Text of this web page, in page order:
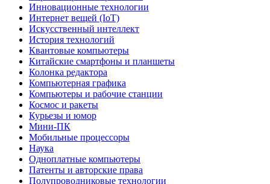
Инновационные технологии
Интернет вещей (IoT)
Искусственный интеллект
История технологий
Квантовые компьютеры
Китайские смартфоны и планшеты
Колонка редактора
Компьютерная графика
Компьютеры и рабочие станции
Космос и ракеты
Курьезы и юмор
Мини-ПК
Мобильные процессоры
Наука
Одноплатные компьютеры
Патенты и авторские права
Полупроводниковые технологии